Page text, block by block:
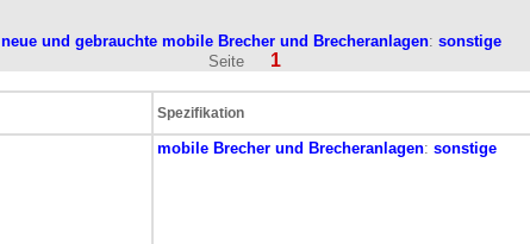
neue und gebrauchte mobile Brecher und Brecheranlagen: sonstige
Seite
1
Spezifikation
mobile Brecher und Brecheranlagen: sonstige